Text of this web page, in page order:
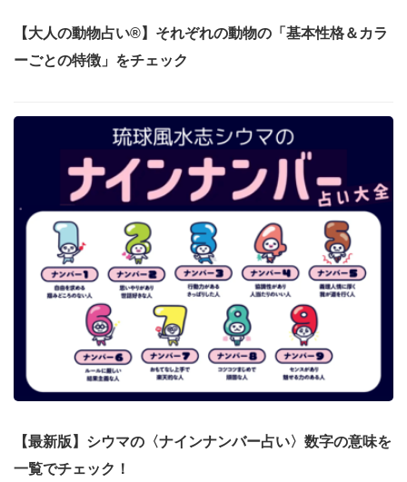
【大人の動物占い®】それぞれの動物の「基本性格＆カラ
ーごとの特徴」をチェック
【最新版】シウマの〈ナインナンバー占い〉数字の意味を
一覧でチェック！